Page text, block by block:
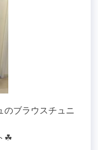
のブラウスチュニ
☘